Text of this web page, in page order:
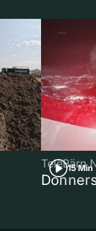
15 Min
TeleBärn